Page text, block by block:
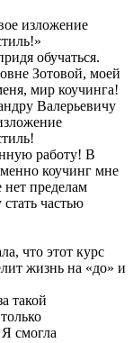
изложение
обучаться.
Зотовой, моей
мир коучинга!
Валерьевичу
работу! В
коучинг мне
нет пределам
частью
что этот курс
жизнь на «до» и
такой
смогла